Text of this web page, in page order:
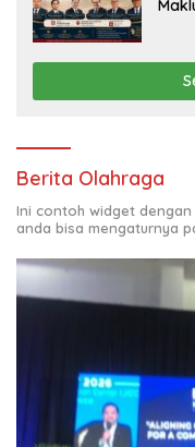
Berita Olahraga
Ini contoh widget
anda bisa mengaturnya